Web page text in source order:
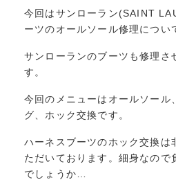
今回はサンローラン(SAINT
ーツのオールソール修理につい
サンローランのブーツも修理さ
す。
今回のメニューはオールソール
グ、ホック交換です。
ハーネスブーツのホック交換は
ただいております。細身なので
でしょうか…